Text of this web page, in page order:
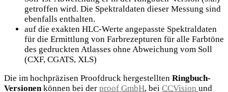
getroffen wird. Die Spektraldaten dieser Messung sind
ebenfalls enthalten.
auf die exakten HLC-Werte angepasste Spektraldaten
für die Ermittlung von Farbrezepturen für alle Farbtöne
des gedruckten Atlasses ohne Abweichung vom Soll
(CXF, CGATS, XLS)
Die im hochpräzisen Proofdruck hergestellten Ringbuch-
Versionenkönnen bei der proof GmbH, bei CCVision und